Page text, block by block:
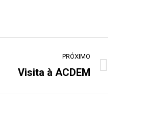
PRÓXIMO
Visita à ACDEM